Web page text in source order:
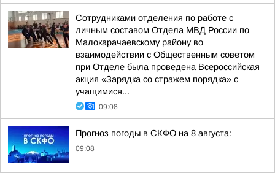
Сотрудниками отделения по работе с
личным составом Отдела МВД России по
Малокарачаевскому району во
взаимодействии с Общественным советом
при Отделе была проведена Всероссийская
акция «Зарядка со стражем порядка» с
учащимися...
09:08
Прогноз погоды в СКФО на 8 августа:
09:08